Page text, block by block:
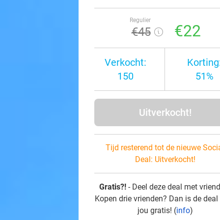
Regulier
€45 €22
Verkocht:
150
51%
Uitverkocht!
Tijd resterend tot de nieuwe
Deal: Uitverkocht!
Gratis?! - Deel deze deal met
Kopen drie vrienden? Dan is de
jou gratis! (info)